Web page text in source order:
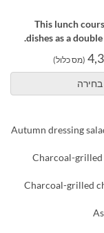
This lunch
dishes as a
(מס כלול)
בחירה
Autumn dressing
◯ Charcoal-